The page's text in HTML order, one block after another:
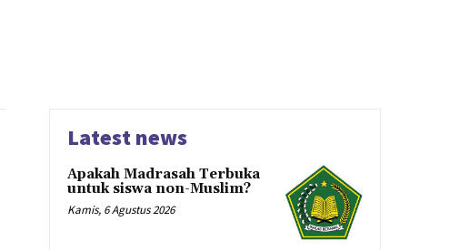
Latest news
Apakah Madrasah Terbuka
untuk siswa non-Muslim?
Kamis, 6 Agustus 2026